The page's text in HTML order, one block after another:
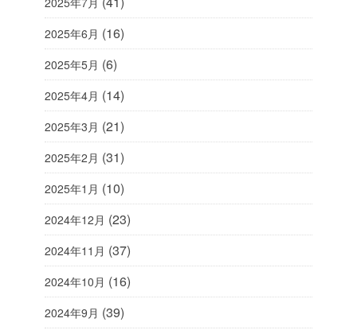
2025年6月 (16)
2025年5月 (6)
2025年4月 (14)
2025年3月 (21)
2025年2月 (31)
2025年1月 (10)
2024年12月 (23)
2024年11月 (37)
2024年10月 (16)
2024年9月 (39)